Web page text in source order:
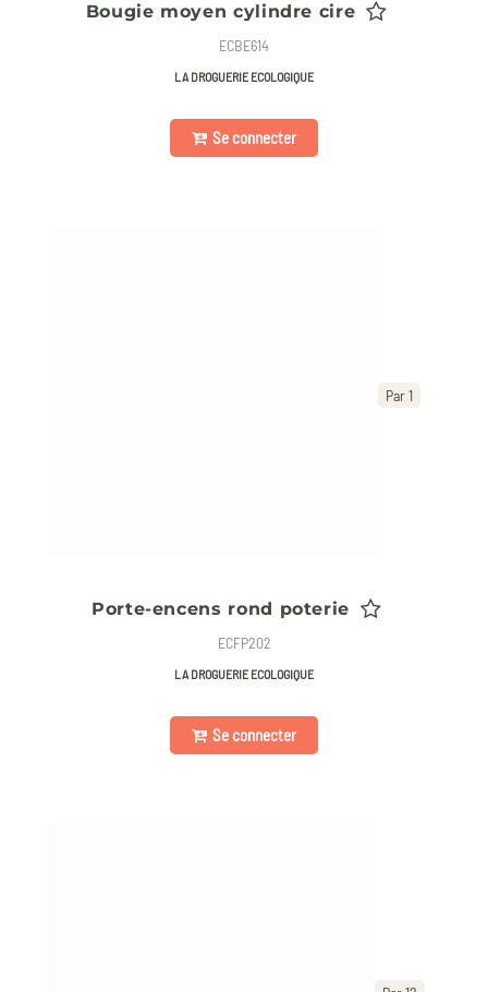
Bougie moyen cylindre cire
ECBE614
LA DROGUERIE ECOLOGIQUE
Se connecter
Par 1
Porte-encens rond poterie
ECFP202
LA DROGUERIE ECOLOGIQUE
Se connecter